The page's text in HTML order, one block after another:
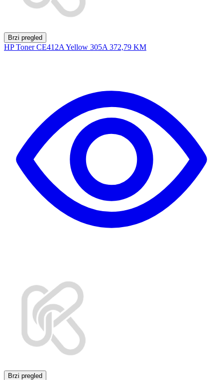
Brzi pregled
HP Toner CE412A Yellow 305A 372,79 KM
Brzi pregled